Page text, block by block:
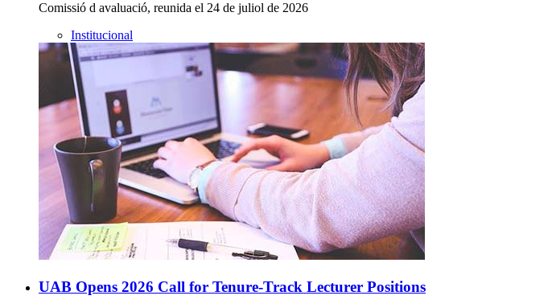
Comissió d avaluació, reunida el 24 de juliol de 2026
Institucional
UAB Opens 2026 Call for Tenure-Track Lecturer Positions